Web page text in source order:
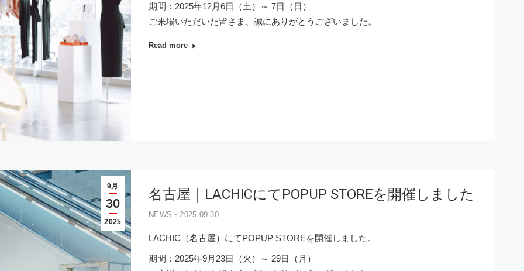
期間：2025年12月6日（土）～ 7日（日）
ご来場いただいた皆さま、誠にありがとうございました。
Read more
9月
30
2025
名古屋｜LACHICにてPOPUP STOREを開催しました
NEWS・2025-09-30
LACHIC（名古屋）にてPOPUP STOREを開催しました。
期間：2025年9月23日（火）～ 29日（月）